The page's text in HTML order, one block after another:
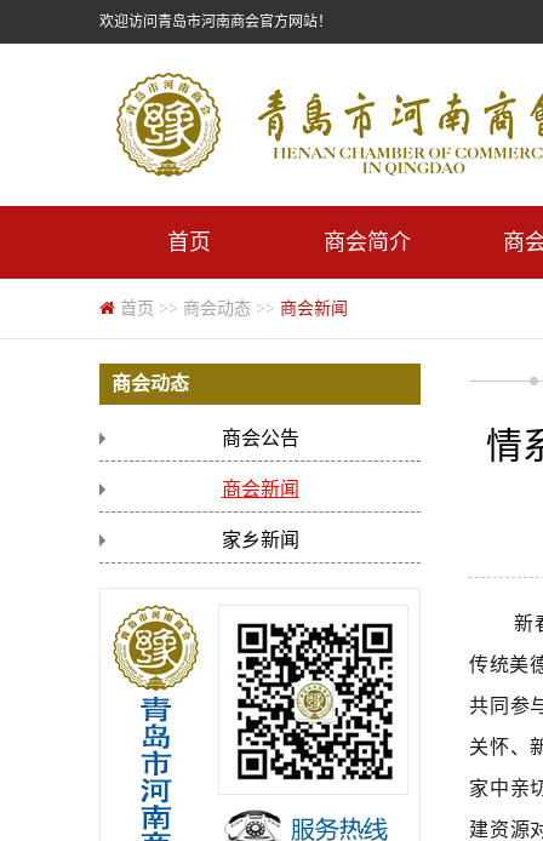
欢迎访问青岛市河南商会官方网站！
首页 商会简介 商
首页 >> 商会动态 >> 商会新闻
商会动态
商会公告
商会新闻
家乡新闻
情
新
传统美
共同参
关怀、
家中亲
建资源